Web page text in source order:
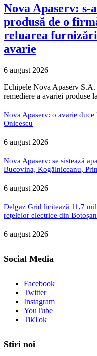
Nova Apaserv:
produsă de o
reluarea
avarie
6 august 2026
Echipele Nova Apaserv
remediere a avariei produse
Nova Apaserv: o avarie
Onicescu
6 august 2026
Nova Apaserv: se sistează
Bucovina, Kogălniceanu,
6 august 2026
Delgaz Grid licitează 11,7
rețelelor electrice din
6 august 2026
Social Media
Facebook
Twitter
Instagram
YouTube
TikTok
Stiri noi